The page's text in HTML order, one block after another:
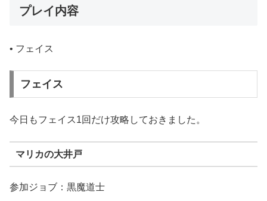
プレイ内容
• フェイス
フェイス
今日もフェイス1回だけ攻略しておきました。
マリカの大井戸
参加ジョブ：黒魔道士